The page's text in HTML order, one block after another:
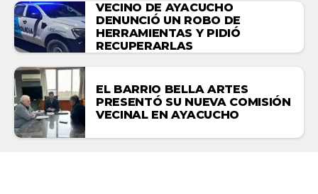
VECINO DE AYACUCHO
DENUNCIÓ UN ROBO DE
HERRAMIENTAS Y PIDIÓ
RECUPERARLAS
EL BARRIO BELLA ARTES
PRESENTÓ SU NUEVA COMISIÓN
VECINAL EN AYACUCHO